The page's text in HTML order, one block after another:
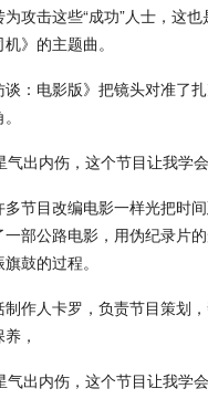
攻击这些“成功”人士，这
》的主题曲。
：电影版》把镜头对准了
多节目改编电影一样光把时
部公路电影，用伪纪录片
鼓的过程。
作人卡罗，负责节目策划
，